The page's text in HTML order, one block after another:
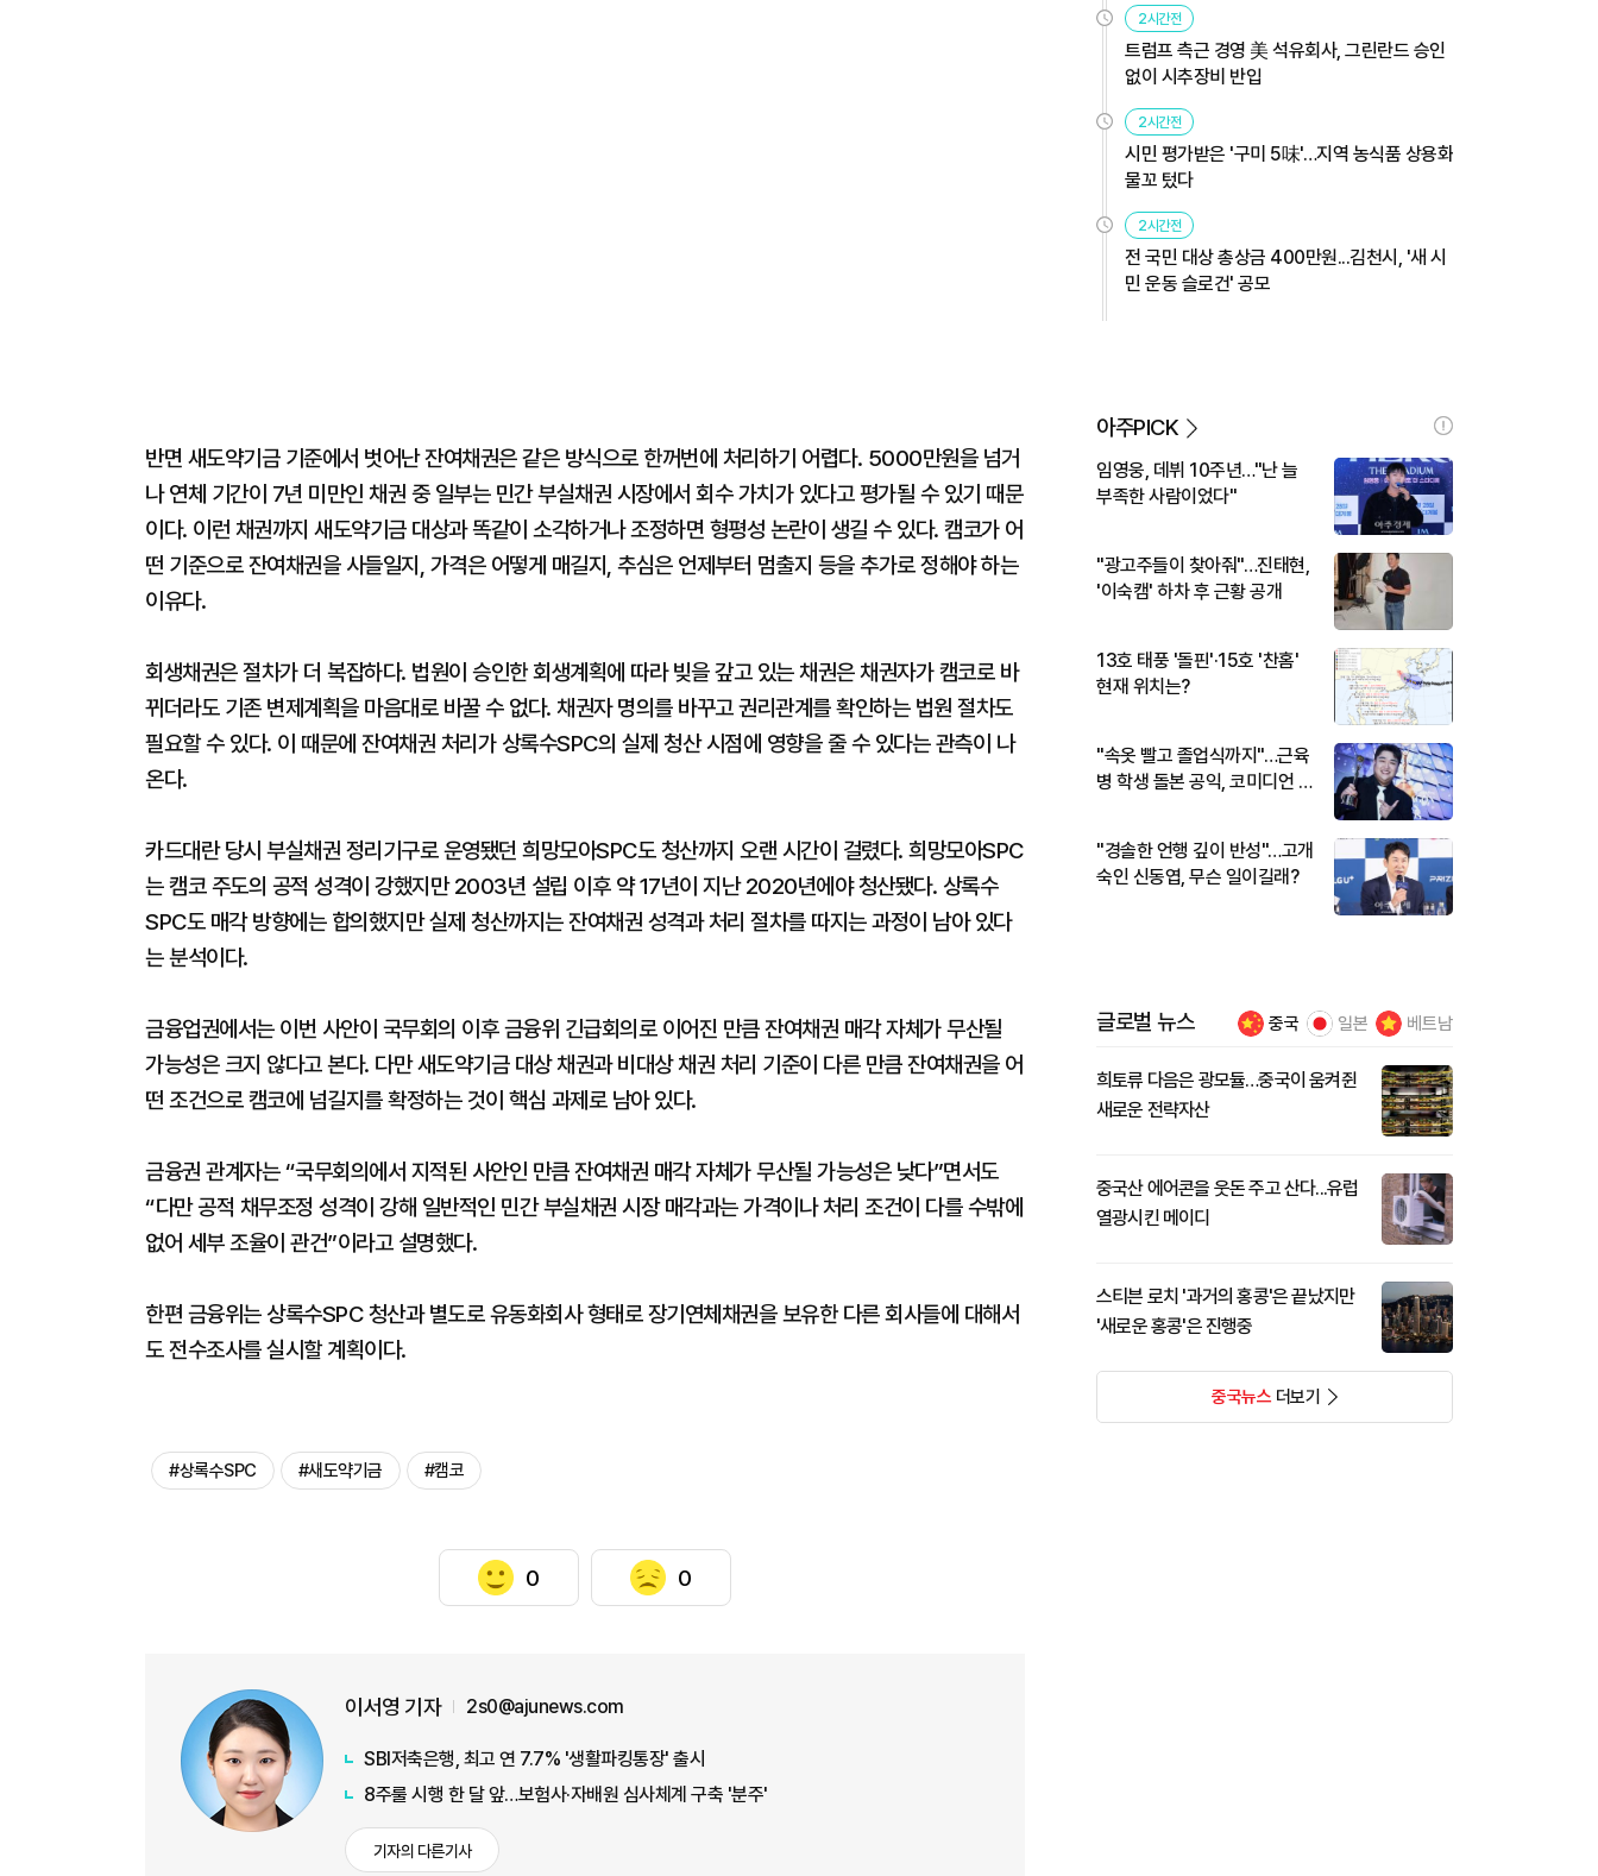
반면 새도약기금 기준에서 벗어난 잔여채권은 같은 방식으로 한꺼번에 처리하기 어렵다. 5000만원을 넘거
나 연체 기간이 7년 미만인 채권 중 일부는 민간 부실채권 시장에서 회수 가치가 있다고 평가될 수 있기 때문
이다. 이런 채권까지 새도약기금 대상과 똑같이 소각하거나 조정하면 형평성 논란이 생길 수 있다. 캠코가 어
떤 기준으로 잔여채권을 사들일지, 가격은 어떻게 매길지, 추심은 언제부터 멈출지 등을 추가로 정해야 하는
이유다.
회생채권은 절차가 더 복잡하다. 법원이 승인한 회생계획에 따라 빚을 갚고 있는 채권은 채권자가 캠코로 바
뀌더라도 기존 변제계획을 마음대로 바꿀 수 없다. 채권자 명의를 바꾸고 권리관계를 확인하는 법원 절차도
필요할 수 있다. 이 때문에 잔여채권 처리가 상록수SPC의 실제 청산 시점에 영향을 줄 수 있다는 관측이 나
온다.
카드대란 당시 부실채권 정리기구로 운영됐던 희망모아SPC도 청산까지 오랜 시간이 걸렸다. 희망모아SPC
는 캠코 주도의 공적 성격이 강했지만 2003년 설립 이후 약 17년이 지난 2020년에야 청산됐다. 상록수
SPC도 매각 방향에는 합의했지만 실제 청산까지는 잔여채권 성격과 처리 절차를 따지는 과정이 남아 있다
는 분석이다.
금융업권에서는 이번 사안이 국무회의 이후 금융위 긴급회의로 이어진 만큼 잔여채권 매각 자체가 무산될
가능성은 크지 않다고 본다. 다만 새도약기금 대상 채권과 비대상 채권 처리 기준이 다른 만큼 잔여채권을 어
떤 조건으로 캠코에 넘길지를 확정하는 것이 핵심 과제로 남아 있다.
금융권 관계자는 “국무회의에서 지적된 사안인 만큼 잔여채권 매각 자체가 무산될 가능성은 낮다”면서도
“다만 공적 채무조정 성격이 강해 일반적인 민간 부실채권 시장 매각과는 가격이나 처리 조건이 다를 수밖에
없어 세부 조율이 관건”이라고 설명했다.
한편 금융위는 상록수SPC 청산과 별도로 유동화회사 형태로 장기연체채권을 보유한 다른 회사들에 대해서
도 전수조사를 실시할 계획이다.
#상록수SPC #새도약기금 #캠코
0 0
이서영 기자 2s0@ajunews.com
SBI저축은행, 최고 연 7.7% '생활파킹통장' 출시
8주룰 시행 한 달 앞…보험사·자배원 심사체계 구축 '분주'
기자의 다른기사
2시간전
트럼프 측근 경영 美 석유회사, 그린란드 승인
없이 시추장비 반입
2시간전
시민 평가받은 '구미 5味'…지역 농식품 상용화
물꼬 텄다
2시간전
전 국민 대상 총상금 400만원...김천시, '새 시
민 운동 슬로건' 공모
아주PICK
임영웅, 데뷔 10주년…"난 늘
부족한 사람이었다"
"광고주들이 찾아줘"…진태현,
'이숙캠' 하차 후 근황 공개
13호 태풍 '돌핀'·15호 '찬홈'
현재 위치는?
"속옷 빨고 졸업식까지"…근육
병 학생 돌본 공익, 코미디언 김
"경솔한 언행 깊이 반성"…고개
숙인 신동엽, 무슨 일이길래?
글로벌 뉴스 중국 일본 베트남
희토류 다음은 광모듈…중국이 움켜쥔
새로운 전략자산
중국산 에어콘을 웃돈 주고 산다...유럽
열광시킨 메이디
스티븐 로치 '과거의 홍콩'은 끝났지만
'새로운 홍콩'은 진행중
중국뉴스더보기